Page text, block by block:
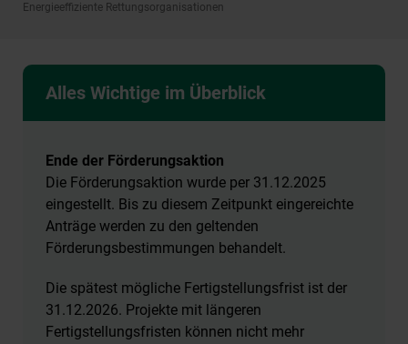
Energieeffiziente Rettungsorganisationen
Alles Wichtige im Überblick
Ende der Förderungsaktion
Die Förderungsaktion wurde per 31.12.2025
eingestellt. Bis zu diesem Zeitpunkt eingereichte
Anträge werden zu den geltenden
Förderungsbestimmungen behandelt.
Die spätest mögliche Fertigstellungsfrist ist der
31.12.2026. Projekte mit längeren
Fertigstellungsfristen können nicht mehr